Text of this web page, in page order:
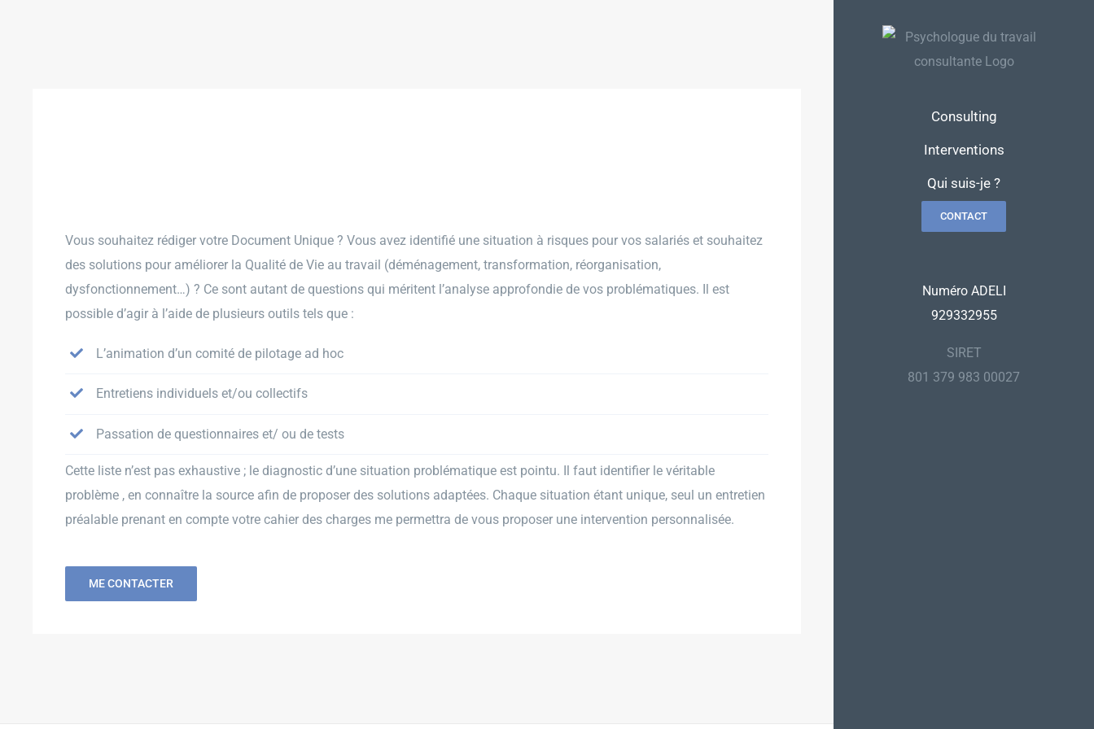
Consulting
Interventions
Qui suis-je ?
CONTACT
Numéro ADELI
929332955
SIRET
801 379 983 00027
Vous souhaitez rédiger votre Document Unique ? Vous avez identifié une situation à risques pour vos salariés et souhaitez
des solutions pour améliorer la Qualité de Vie au travail (déménagement, transformation, réorganisation,
dysfonctionnement…) ? Ce sont autant de questions qui méritent l’analyse approfondie de vos problématiques. Il est
possible d’agir à l’aide de plusieurs outils tels que :
L’animation d’un comité de pilotage ad hoc
Entretiens individuels et/ou collectifs
Passation de questionnaires et/ ou de tests
Cette liste n’est pas exhaustive ; le diagnostic d’une situation problématique est pointu. Il faut identifier le véritable
problème , en connaître la source afin de proposer des solutions adaptées. Chaque situation étant unique, seul un entretien
préalable prenant en compte votre cahier des charges me permettra de vous proposer une intervention personnalisée.
ME CONTACTER